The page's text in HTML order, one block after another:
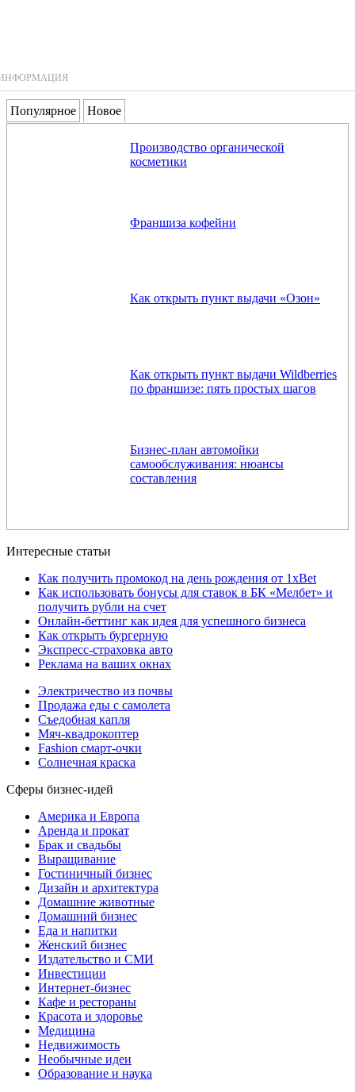
Популярное Новое
Производство органической
косметики
Франшиза кофейни
Как открыть пункт выдачи «Озон»
Как открыть пункт выдачи Wildberries
по франшизе: пять простых шагов
Бизнес-план автомойки
самообслуживания: нюансы
составления
Интересные статьи
Как получить промокод на день рождения от 1xBet
Как использовать бонусы для ставок в БК «Мелбет» и
получить рубли на счет
Онлайн-беттинг как идея для успешного бизнеса
Как открыть бургерную
Экспресс-страховка авто
Реклама на ваших окнах
Электричество из почвы
Продажа еды с самолета
Съедобная капля
Мяч-квадрокоптер
Fashion смарт-очки
Солнечная краска
Сферы бизнес-идей
Америка и Европа
Аренда и прокат
Брак и свадьбы
Выращивание
Гостиничный бизнес
Дизайн и архитектура
Домашние животные
Домашний бизнес
Еда и напитки
Женский бизнес
Издательство и СМИ
Инвестиции
Интернет-бизнес
Кафе и рестораны
Красота и здоровье
Медицина
Недвижимость
Необычные идеи
Образование и наука